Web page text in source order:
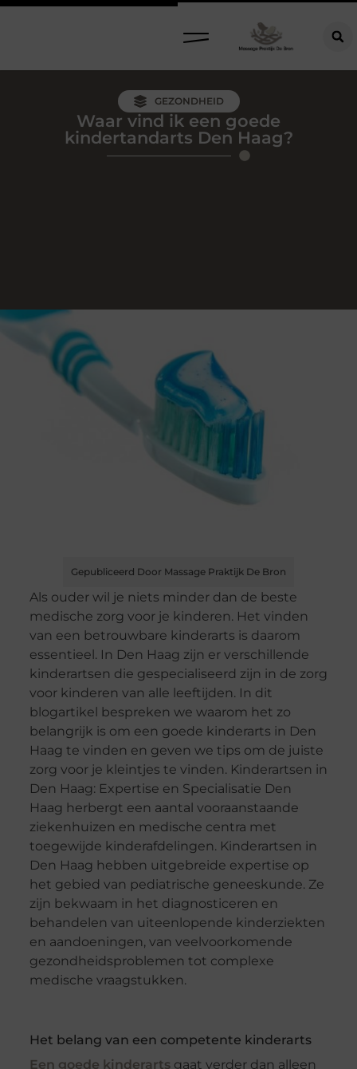
GEZONDHEID
Waar vind ik een goede
kindertandarts Den Haag?
Gepubliceerd Door Massage Praktijk De Bron
Als ouder wil je niets minder dan de beste
medische zorg voor je kinderen. Het vinden
van een betrouwbare kinderarts is daarom
essentieel. In Den Haag zijn er verschillende
kinderartsen die gespecialiseerd zijn in de zorg
voor kinderen van alle leeftijden. In dit
blogartikel bespreken we waarom het zo
belangrijk is om een goede kinderarts in Den
Haag te vinden en geven we tips om de juiste
zorg voor je kleintjes te vinden. Kinderartsen in
Den Haag: Expertise en Specialisatie Den
Haag herbergt een aantal vooraanstaande
ziekenhuizen en medische centra met
toegewijde kinderafdelingen. Kinderartsen in
Den Haag hebben uitgebreide expertise op
het gebied van pediatrische geneeskunde. Ze
zijn bekwaam in het diagnosticeren en
behandelen van uiteenlopende kinderziekten
en aandoeningen, van veelvoorkomende
gezondheidsproblemen tot complexe
medische vraagstukken.
Het belang van een competente kinderarts
Een goede kinderartsgaat verder dan alleen